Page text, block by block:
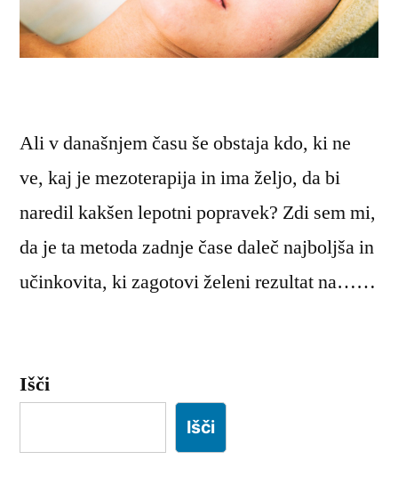
Ali v današnjem času še obstaja kdo, ki ne
ve, kaj je mezoterapija in ima željo, da bi
naredil kakšen lepotni popravek? Zdi sem mi,
da je ta metoda zadnje čase daleč najboljša in
učinkovita, ki zagotovi želeni rezultat na……
Išči
Išči